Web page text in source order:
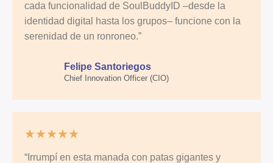
cada funcionalidad de SoulBuddyID –desde la
identidad digital hasta los grupos– funcione con la
serenidad de un ronroneo.”
Felipe Santoriegos
Chief Innovation Officer (CIO)
★★★★★
“Irrumpí en esta manada con patas gigantes y